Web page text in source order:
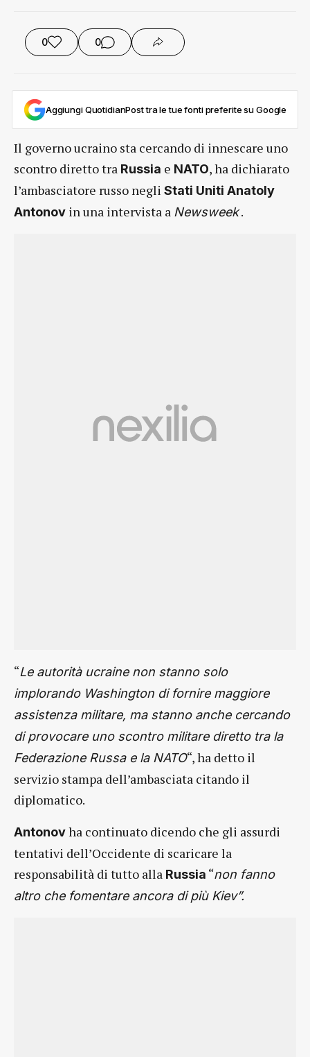
0 0
Aggiungi QuotidianPost tra le tue fonti preferite su Google
Il governo ucraino sta cercando di innescare uno
scontro diretto tra Russia e NATO, ha dichiarato
l’ambasciatore russo negli Stati Uniti Anatoly
Antonov in una intervista a Newsweek.
“Le autorità ucraine non stanno solo
implorando Washington di fornire maggiore
assistenza militare, ma stanno anche cercando
di provocare uno scontro militare diretto tra la
Federazione Russa e la NATO“, ha detto il
servizio stampa dell’ambasciata citando il
diplomatico.
Antonovha continuato dicendo che gli assurdi
tentativi dell’Occidente di scaricare la
responsabilità di tutto alla Russia “non fanno
altro che fomentare ancora di più Kiev”.